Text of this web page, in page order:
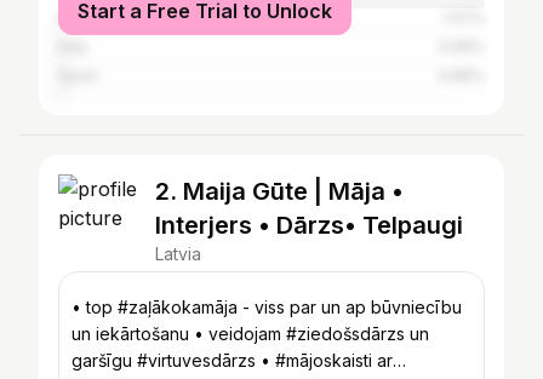
United States
Start a Free Trial to Unlock
2. Maija Gūte | Māja •
Interjers • Dārzs• Telpaugi
Latvia
• top #zaļākokamāja - viss par un ap būvniecību
un iekārtošanu • veidojam #ziedošsdārzs un
garšīgu #virtuvesdārzs • #mājoskaisti ar